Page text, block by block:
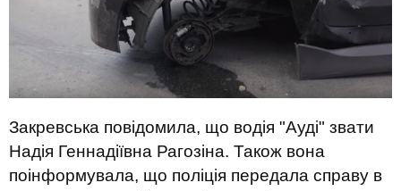
Закревська повідомила, що водія "Ауді" звати
Надія Геннадіївна Рагозіна. Також вона
поінформувала, що поліція передала справу в